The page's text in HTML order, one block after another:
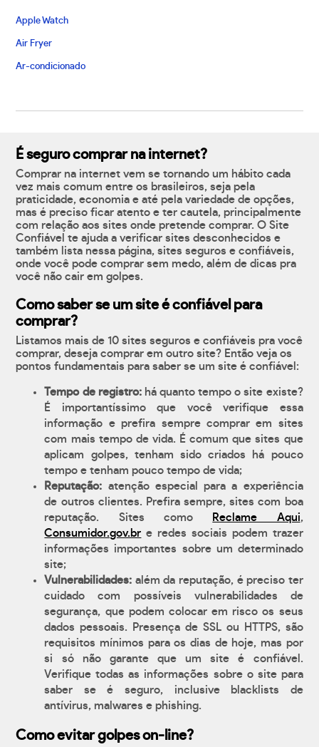
Apple Watch
Air Fryer
Ar-condicionado
É seguro comprar na internet?
Comprar na internet vem se tornando um hábito cada
vez mais comum entre os brasileiros, seja pela
praticidade, economia e até pela variedade de opções,
mas é preciso ficar atento e ter cautela, principalmente
com relação aos sites onde pretende comprar. O Site
Confiável te ajuda a verificar sites desconhecidos e
também lista nessa página, sites seguros e confiáveis,
onde você pode comprar sem medo, além de dicas pra
você não cair em golpes.
Como saber se um site é confiável para
comprar?
Listamos mais de 10 sites seguros e confiáveis pra você
comprar, deseja comprar em outro site? Então veja os
pontos fundamentais para saber se um site é confiável:
Tempo de registro:há quanto tempo o site existe?
É importantíssimo que você verifique essa
informação e prefira sempre comprar em sites
com mais tempo de vida. É comum que sites que
aplicam golpes, tenham sido criados há pouco
tempo e tenham pouco tempo de vida;
Reputação: atenção especial para a experiência
de outros clientes. Prefira sempre, sites com boa
reputação. Sites como
Reclame Aqui,
Consumidor.gov.br e redes sociais podem trazer
informações importantes sobre um determinado
site;
Vulnerabilidades: além da reputação, é preciso ter
cuidado com possíveis vulnerabilidades de
segurança, que podem colocar em risco os seus
dados pessoais. Presença de SSL ou HTTPS, são
requisitos mínimos para os dias de hoje, mas por
si só não garante que um site é confiável.
Verifique todas as informações sobre o site para
saber se é seguro, inclusive blacklists de
antívirus, malwares e phishing.
Como evitar golpes on-line?